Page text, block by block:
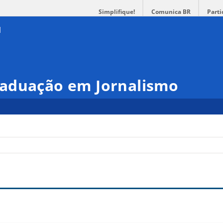
Simplifique! Comunica BR
em Jornalismo